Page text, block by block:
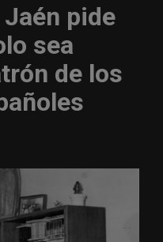
pide
sea
de los